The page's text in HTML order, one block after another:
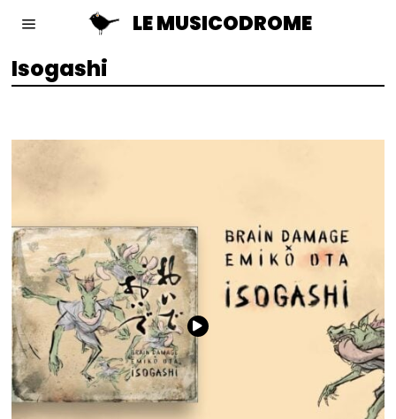
LE MUSICODROME
Isogashi